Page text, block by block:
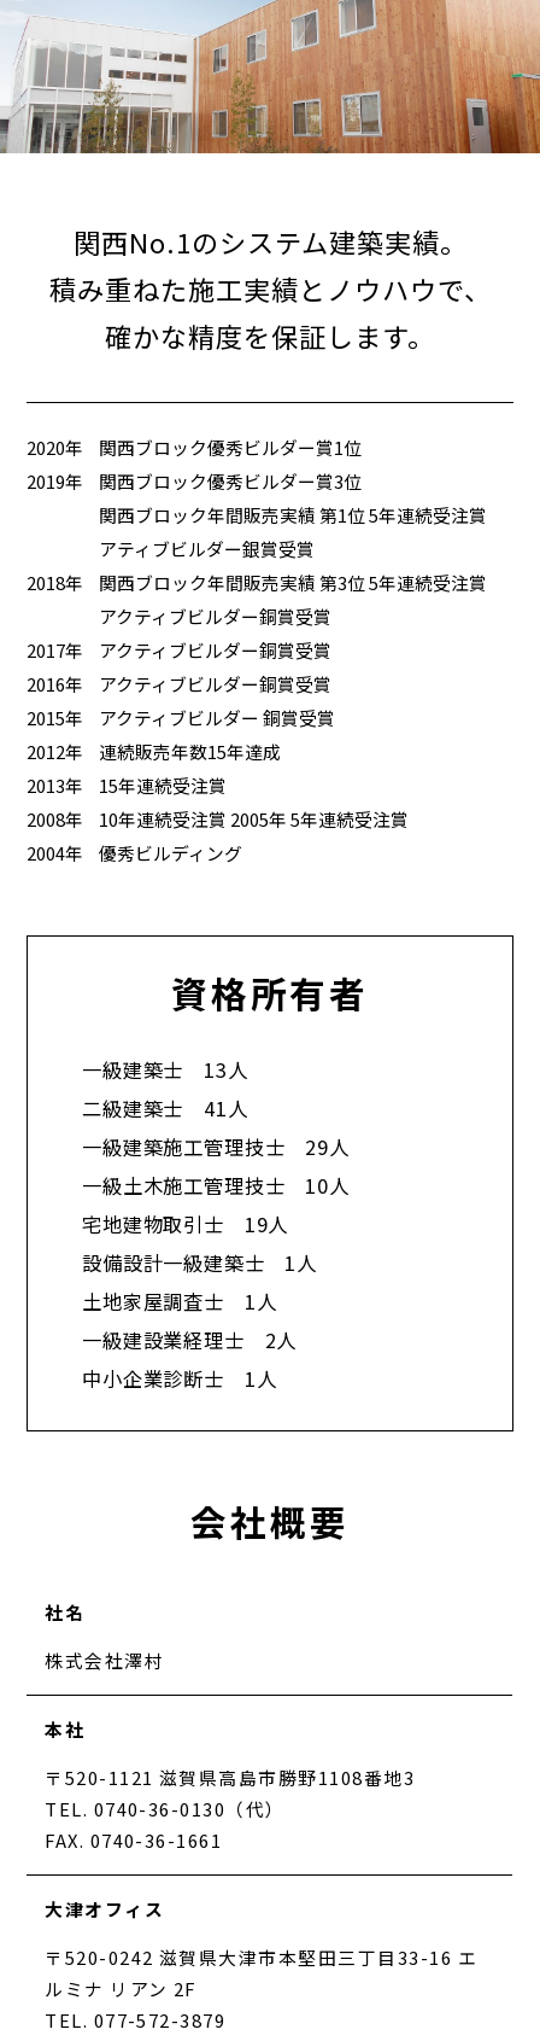
関西No.1のシステム建築実績。
積み重ねた施工実績とノウハウで、
確かな精度を保証します。
2020年
関西ブロック優秀ビルダー賞1位
2019年
関西ブロック優秀ビルダー賞3位
関西ブロック年間販売実績 第1位 5年連続受注賞
アティブビルダー銀賞受賞
2018年
関西ブロック年間販売実績 第3位 5年連続受注賞
アクティブビルダー銅賞受賞
2017年
アクティブビルダー銅賞受賞
2016年
アクティブビルダー銅賞受賞
2015年
アクティブビルダー 銅賞受賞
2012年
連続販売年数15年達成
2013年
15年連続受注賞
2008年
10年連続受注賞 2005年 5年連続受注賞
2004年
優秀ビルディング
資格所有者
一級建築士 13人
二級建築士 41人
一級建築施工管理技士 29人
一級土木施工管理技士 10人
宅地建物取引士 19人
設備設計一級建築士 1人
土地家屋調査士 1人
一級建設業経理士 2人
中小企業診断士 1人​
会社概要
社名
株式会社澤村
本社
〒520-1121 滋賀県高島市勝野1108番地3
TEL. 0740-36-0130（代）
FAX. 0740-36-1661
大津オフィス
〒520-0242 滋賀県大津市本堅田三丁目33-16 エ
ルミナ リアン 2F
TEL. 077-572-3879